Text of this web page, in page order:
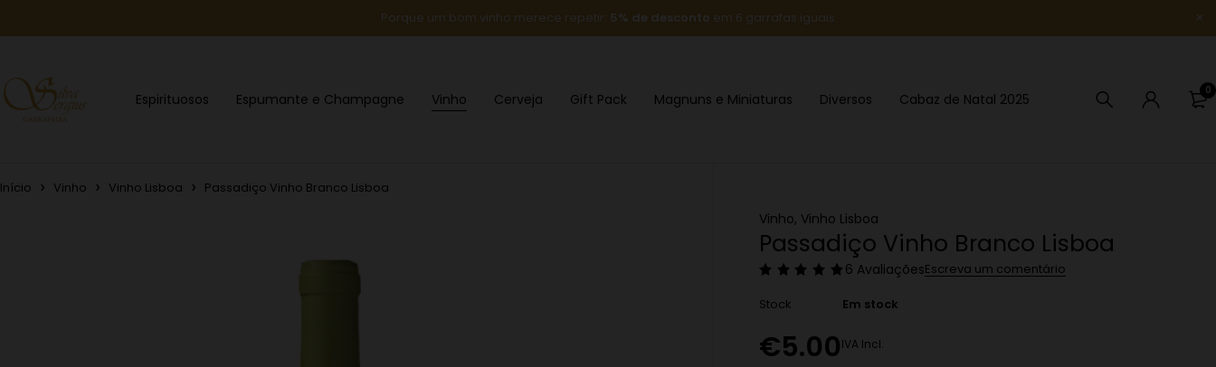
Porque um bom vinho merece repetir: 5% de desconto em 6 garrafas iguais
Espirituosos Espumante e Champagne Vinho Cerveja Gift Pack Magnuns e Miniaturas Diversos Cabaz de Natal 2025
0
Início Vinho Vinho Lisboa Passadiço Vinho Branco Lisboa
Vinho, Vinho Lisboa
Passadiço Vinho Branco Lisboa
6 AvaliaçõesEscreva um comentário
Stock Em stock
€5.00IVA Incl.